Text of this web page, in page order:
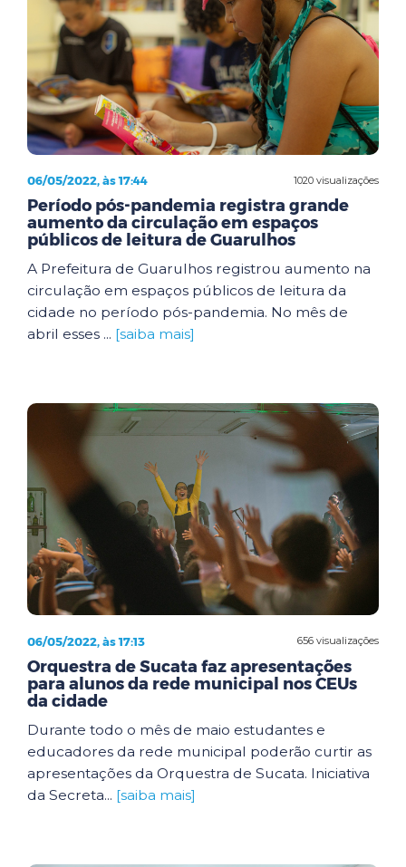
1020 visualizações
06/05/2022, às 17:44
Período pós-pandemia registra grande
aumento da circulação em espaços
públicos de leitura de Guarulhos
A Prefeitura de Guarulhos registrou aumento na
circulação em espaços públicos de leitura da
cidade no período pós-pandemia. No mês de
abril esses ... [saiba mais]
656 visualizações
06/05/2022, às 17:13
Orquestra de Sucata faz apresentações
para alunos da rede municipal nos CEUs
da cidade
Durante todo o mês de maio estudantes e
educadores da rede municipal poderão curtir as
apresentações da Orquestra de Sucata. Iniciativa
da Secreta... [saiba mais]